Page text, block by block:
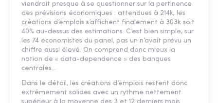
viendrait presque à se questionner sur la pertinence
des prévisions économiques : attendues à 214k, les
créations d’emplois s’affichent finalement à 303k soit
40% au-dessus des estimations. C’est bien simple, sur
les 74 économistes du panel, pas un n’avait prévu un
chiffre aussi élevé. On comprend donc mieux la
notion de « data-dependence » des banques
centrales…
Dans le détail, les créations d’emplois restent donc
extrêmement solides avec un rythme nettement